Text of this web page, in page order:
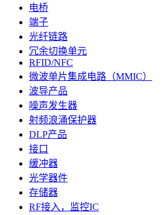
电桥
端子
光纤链路
冗余切换单元
RFID/NFC
微波单片集成电路（MMIC）
波导产品
噪声发生器
射频浪涌保护器
DLP产品
接口
缓冲器
光学器件
存储器
RF接入，监控IC